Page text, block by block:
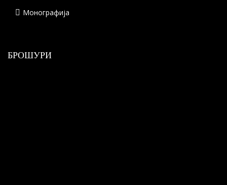
Монографија
БРОШУРИ